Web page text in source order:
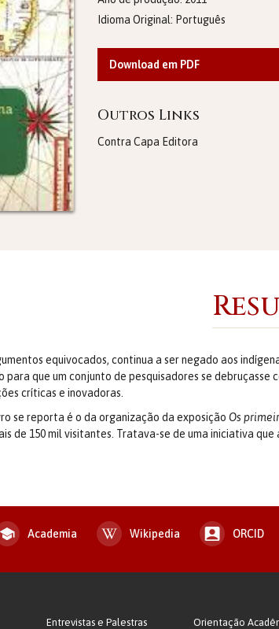
Idioma Original: Português
Download em PDF
Outros Links
Contra Capa Editora
equivocados, continua a ser negado aos
para que um conjunto de pesquisadores se
críticas e inovadoras.
se reporta é o da organização da exposição Os
de 150 mil visitantes. Tratava-se de uma iniciativa
Academia Wikipedia ORCID
Entrevistas e Palestras Orientação